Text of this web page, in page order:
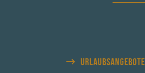
URLAUBSANGEBOTE